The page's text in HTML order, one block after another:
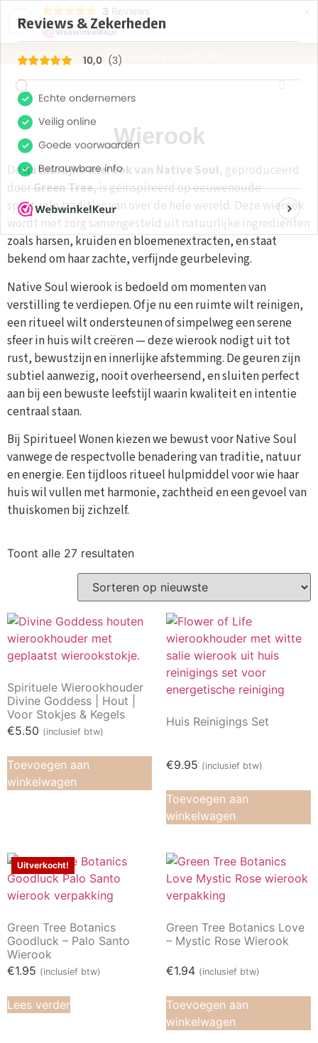
10
3 Reviews ×
✓ Gratis verzending vanaf €75,- (NL)
Wierook
Denatuurlijke wierook van Native Soul, geproduceerd
doorGreen Tree, is geïnspireerd op eeuwenoude
spirituele tradities van over de hele wereld. Deze wierook
wordt met zorg samengesteld uit natuurlijke ingrediënten
zoals harsen, kruiden en bloemenextracten, en staat
bekend om haar zachte, verfijnde geurbeleving.
Native Soul wierook is bedoeld om momenten van
verstilling te verdiepen. Of je nu een ruimte wilt reinigen,
een ritueel wilt ondersteunen of simpelweg een serene
sfeer in huis wilt creëren — deze wierook nodigt uit tot
rust, bewustzijn en innerlijke afstemming. De geuren zijn
subtiel aanwezig, nooit overheersend, en sluiten perfect
aan bij een bewuste leefstijl waarin kwaliteit en intentie
centraal staan.
Bij Spiritueel Wonen kiezen we bewust voor Native Soul
vanwege de respectvolle benadering van traditie, natuur
en energie. Een tijdloos ritueel hulpmiddel voor wie haar
huis wil vullen met harmonie, zachtheid en een gevoel van
thuiskomen bij zichzelf.
Toont alle 27 resultaten
Spirituele Wierookhouder
Divine Goddess | Hout |
Voor Stokjes & Kegels
€5.50 (inclusief btw)
Toevoegen aan
winkelwagen
Huis Reinigings Set
€9.95 (inclusief btw)
Toevoegen aan
winkelwagen
Uitverkocht!
Green Tree Botanics
Goodluck – Palo Santo
Wierook
€1.95 (inclusief btw)
Lees verder
Green Tree Botanics Love
– Mystic Rose Wierook
€1.94 (inclusief btw)
Toevoegen aan
winkelwagen